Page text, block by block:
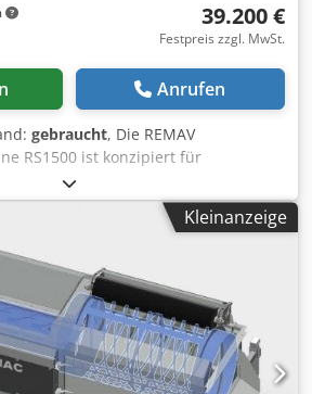
39.200 €
Festpreis zzgl. MwSt.
Anrufen
gebraucht, Die REMAV
RS1500 ist konzipiert für
und kann bei geringem Platzbedarf
trennen und über Förderbänder
Als PKW - Anhänger mit
km/h) mit TüV ist es mit 2,4 to
zu transportieren. Aufbereitung von
Bauschutt oder Kompost -
für den Einsatz im Garten- und
oder Leitungsbau! Mit dem
erhalten Sie bei uns ein kleines
nur sehr wenig Platz benötigt aber
Kleinanzeige